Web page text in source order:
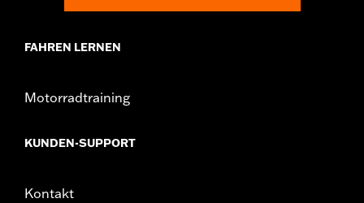
FAHREN LERNEN
Motorradtraining
KUNDEN-SUPPORT
Kontakt